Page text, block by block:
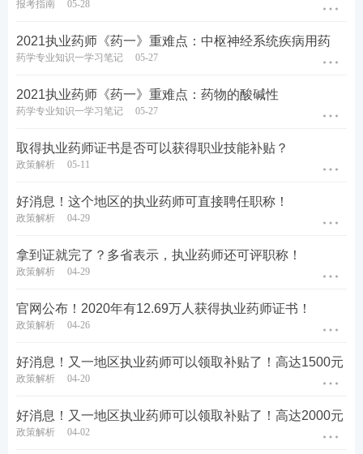
报考指南 05-28
2021执业药师《药一》重难点：中枢神经系统疾病用药
药学专业知识一学习笔记 05-27
2021执业药师《药一》重难点：药物的酸碱性
药学专业知识一学习笔记 05-27
取得执业药师证书是否可以获得职业技能补贴？
政策解析 05-11
好消息！这个地区的执业药师可直接聘任职称！
政策解析 04-29
拿到证就完了？多省表示，执业药师还可评职称！
政策解析 04-29
官网公布！2020年有12.69万人获得执业药师证书！
政策解析 04-26
好消息！又一地区执业药师可以领取补贴了！高达1500元
政策解析 04-20
好消息！又一地区执业药师可以领取补贴了！高达2000元
政策解析 04-02